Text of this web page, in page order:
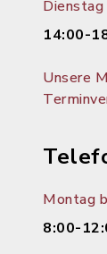
14:00-
Unsere
Montag
8:00-